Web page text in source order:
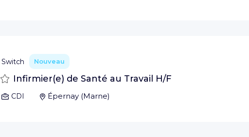
Switch Nouveau
Sauvegarder
Infirmier(e) de Santé au Travail H/F
CDI Épernay(Marne)